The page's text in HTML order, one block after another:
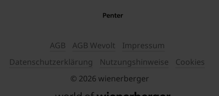
AGB AGB Wevolt
Impressum
Datenschutzerklärung
Nutzungshinweise
Cookies
© 2026 wienerberger